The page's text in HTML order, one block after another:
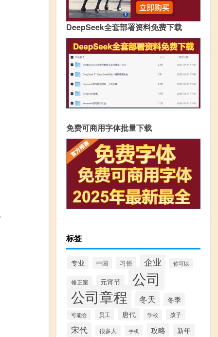
DeepSeek全套部署资料免费下载
免费可商用字体批量下载
标签
专业 中国 习俗 企业 你可以
修正案 元宵节 公司
公司章程 冬天 冬季
可能会 员工 唐代 学校 孩子
宋代 很多人 手机 攻略 新年